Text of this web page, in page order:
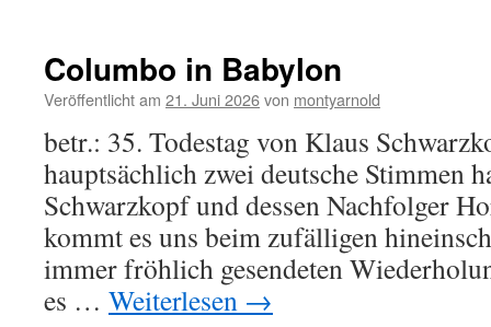
Columbo in Babylon
Veröffentlicht am 21. Juni 2026von montyarnold
betr.: 35. Todestag von Klaus
hauptsächlich zwei deutsche Stimmen
Schwarzkopf und dessen Nachfolger
kommt es uns beim zufälligen
immer fröhlich gesendeten
es … Weiterlesen →